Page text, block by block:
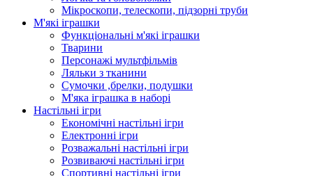
Мікроскопи, телескопи, підзорні труби
М'які іграшки
Функціональні м'які іграшки
Тварини
Персонажі мультфільмів
Ляльки з тканини
Сумочки ,брелки, подушки
М'яка іграшка в наборі
Настільні ігри
Економічні настільні ігри
Електронні ігри
Розважальні настільні ігри
Розвиваючі настільні ігри
Спортивні настільні ігри